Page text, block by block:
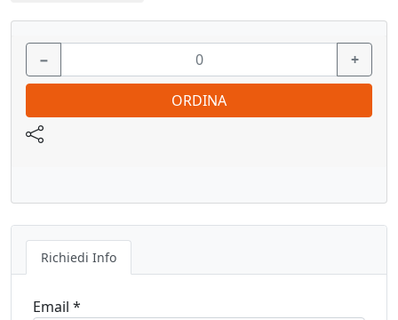
− +
ORDINA
Richiedi Info
Email *